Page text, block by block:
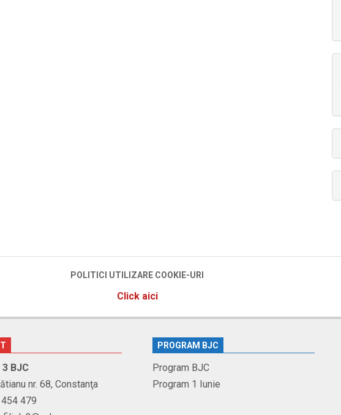
POLITICI UTILIZARE COOKIE-URI
Click aici
BJC
nr. 68, Constanţa
479
PROGRAM BJC
Program BJC
Program 1 Iunie